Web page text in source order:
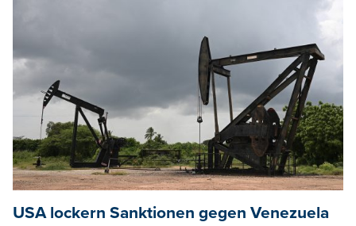
USA lockern Sanktionen gegen Venezuela